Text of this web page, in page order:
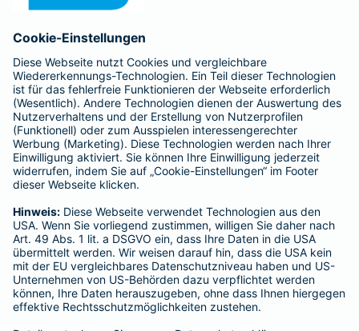
Affiliate-Partner werden
Barmenia ist Teil der BarmeniaGothaer
BELIEBTE SEITEN
Kranken-Zusatzversicherung
Tierversicherungen
Haftpflichtversicherung
Hausratversicherung
SERVICE
Adresse ändern
Schaden melden
Kilometerstandsmeldung
Serviceübersicht